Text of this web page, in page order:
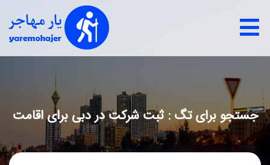
جستجو برای تگ : ثبت شرکت در دبی برای اقامت